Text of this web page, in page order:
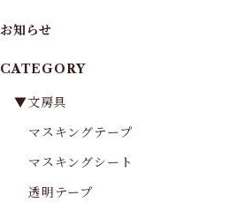
お知らせ
CATEGORY
▼文房具
マスキングテープ
マスキングシート
透明テープ